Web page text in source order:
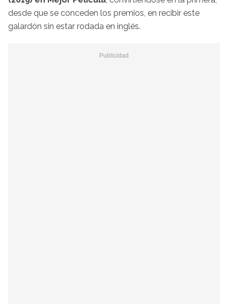
desde que se conceden los premios, en recibir este
galardón sin estar rodada en inglés.